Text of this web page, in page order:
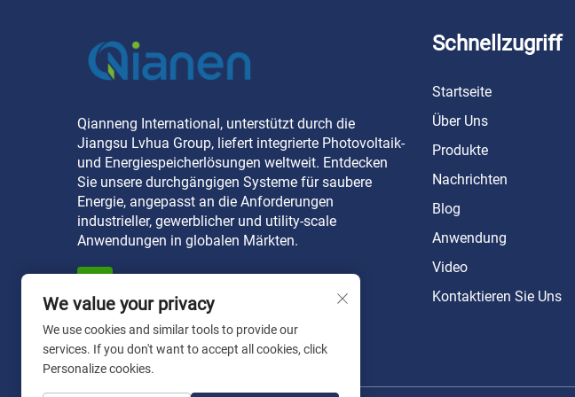
Qianneng International, unterstützt durch die
Jiangsu Lvhua Group, liefert integrierte Photovoltaik-
und Energiespeicherlösungen weltweit. Entdecken
Sie unsere durchgängigen Systeme für saubere
Energie, angepasst an die Anforderungen
industrieller, gewerblicher und utility-scale
Anwendungen in globalen Märkten.
Schnellzugriff
Startseite
Über Uns
Produkte
Nachrichten
Blog
Anwendung
Video
Kontaktieren Sie Uns
We value your privacy
We use cookies and similar tools to provide our
services. If you don't want to accept all cookies, click
Personalize cookies.